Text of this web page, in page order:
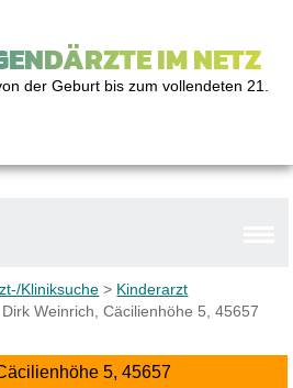
IM NETZ
der Geburt bis zum vollendeten 21.
Kliniksuche > Kinderarzt
Weinrich, Cäcilienhöhe 5, 45657
5, 45657